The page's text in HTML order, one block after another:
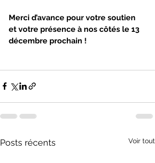
Merci d’avance pour votre soutien
et votre présence à nos côtés le 13
décembre prochain !
Posts récents Voir tout